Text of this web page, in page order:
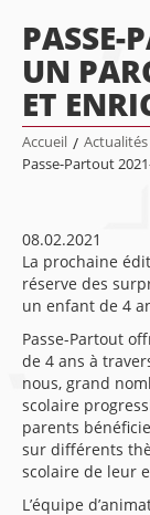
PASSE-
UN
ET
Accueil / Actualités
Passe-Partout
08.02.2021
La prochaine
réserve des
un enfant de 4
Passe-Partout
de 4 ans à
nous, grand
scolaire
parents
sur différents
scolaire de leur
L’équipe